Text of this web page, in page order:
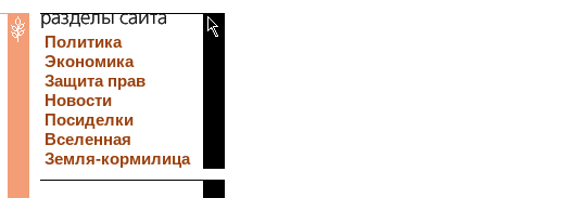
Политика
Экономика
Защита прав
Новости
Посиделки
Вселенная
Земля-кормилица